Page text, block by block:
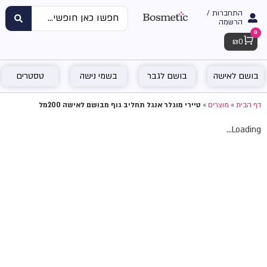
התחברות /
הרשמה
Cart
0
₪ 0
בושם לאישה בושם לגבר בשמי נישה טסטרים
דף הבית»מוצרים»טיירי מוגלר אנגל תחליב גוף מבושם לאישה 200מל
Loading...